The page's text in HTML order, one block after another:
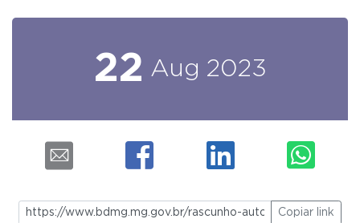
22 Aug 2023
Copiar link